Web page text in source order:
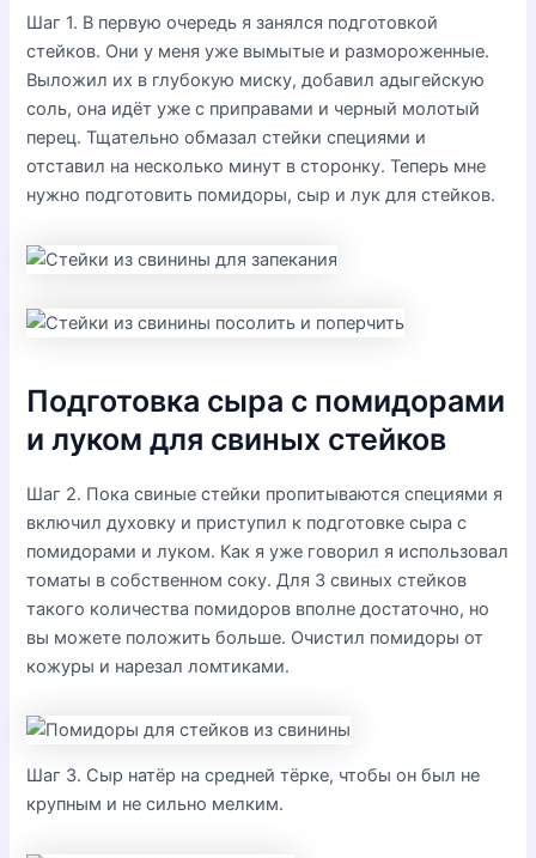
Шаг 1. В первую очередь я занялся подготовкой
стейков. Они у меня уже вымытые и размороженные.
Выложил их в глубокую миску, добавил адыгейскую
соль, она идёт уже с приправами и черный молотый
перец. Тщательно обмазал стейки специями и
отставил на несколько минут в сторонку. Теперь мне
нужно подготовить помидоры, сыр и лук для стейков.
Подготовка сыра с помидорами
и луком для свиных стейков
Шаг 2. Пока свиные стейки пропитываются специями я
включил духовку и приступил к подготовке сыра с
помидорами и луком. Как я уже говорил я использовал
томаты в собственном соку. Для 3 свиных стейков
такого количества помидоров вполне достаточно, но
вы можете положить больше. Очистил помидоры от
кожуры и нарезал ломтиками.
Шаг 3. Сыр натёр на средней тёрке, чтобы он был не
крупным и не сильно мелким.